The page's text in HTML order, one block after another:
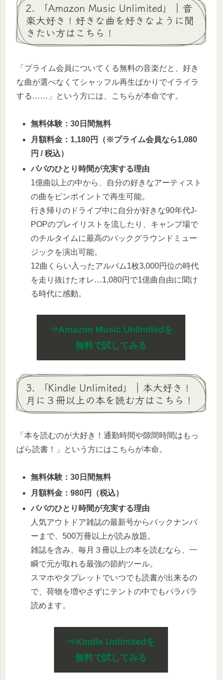
2. 「Amazon Music Unlimited」｜音
楽大好き！好きな曲を好きなように聞
きたい方はこちら！
「プライム会員についてくる無料の音楽だと、好き
な曲が選べなくてシャッフル再生ばかりでイライラ
する……」という方には、こちらが本命です。
無料体験：30日間無料
月額料金：1,180円（※プライム会員なら1,080
円 / 税込）
パパのひとり時間が充実する理由
1億曲以上の中から、自分の好きなアーティスト
の曲をピンポイントで再生可能。
行き帰りのドライブ中に自分が好きな90年代J-
POPのプレイリストを流したり、キャンプ場で
のチルタイムに最高のバックグラウンドミュー
ジックを演出可能。
12曲くらい入ったアルバム1枚3,000円位の時代
を走り抜けたオレ…1,080円で1億曲自由に聞け
る時代に感動。
⇒Amazon Music Unlimitedを
無料で試してみる
3. 「Kindle Unlimited」｜本大好き！
月に３冊以上の本を読む方はこちら！
「本を読むのが大好き！通勤時間や隙間時間はもっ
ぱら読書！」という方にはこちらが本命。
無料体験：30日間無料
月額料金：980円（税込）
パパのひとり時間が充実する理由
人気アウトドア雑誌の最新号からバックナンバ
ーまで、500万冊以上が読み放題。
雑誌を含み、毎月３冊以上の本を読むなら、一
瞬で元が取れる最強の節約ツール。
スマホやタブレットでいつでも読書が出来るの
で、荷物を増やさずにテントの中でもパラパラ
読めます。
⇒Kindle Unlimitedを
無料で試してみる